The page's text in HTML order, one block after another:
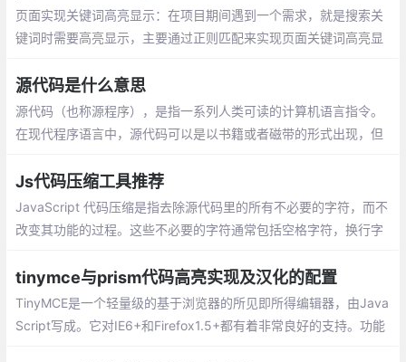
页面实现关键词高亮显示：在项目期间遇到一个需求，就是搜索关
键词时需要高亮显示，主要通过正则匹配来实现页面关键词高亮显
筛选出符合关键字的内容并将关键字高亮
源代码是什么意思
源代码（也称源程序），是指一系列人类可读的计算机语言指令。
在现代程序语言中，源代码可以是以书籍或者磁带的形式出现，但
算机程序。
Js代码压缩工具推荐
JavaScript 代码压缩是指去除源代码里的所有不必要的字符，而不
改变其功能的过程。这些不必要的字符通常包括空格字符，换行字
执行。
tinymce与prism代码高亮实现及汉化的配置
TinyMCE是一个轻量级的基于浏览器的所见即所得编辑器，由Java
Script写成。它对IE6+和Firefox1.5+都有着非常良好的支持。功能